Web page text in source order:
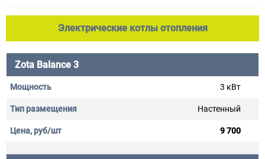
Электрические котлы отопления
Zota Balance 3
3 кВт
Настенный
9 700